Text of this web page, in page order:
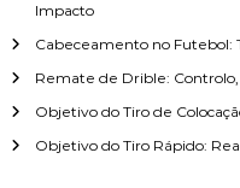
t
i
Impacto
Cabeceamento no Futebol:
Remate de Drible:
Objetivo do Tiro de
Objetivo do Tiro Rápido: